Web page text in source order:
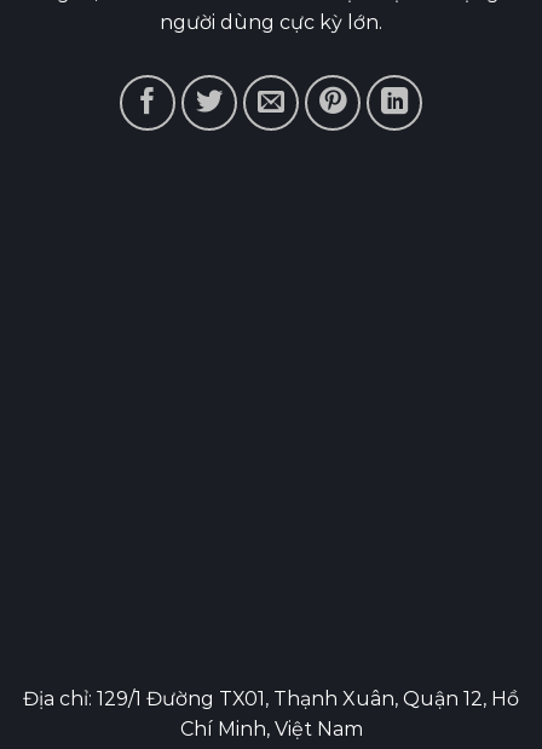
người dùng cực kỳ lớn.
Địa chỉ: 129/1 Đường TX01, Thạnh Xuân, Quận 12, Hồ
Chí Minh, Việt Nam